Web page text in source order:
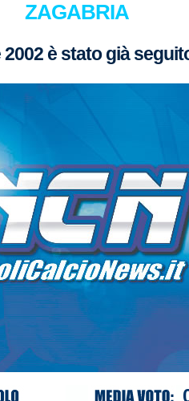
ZAGABRIA
è stato già